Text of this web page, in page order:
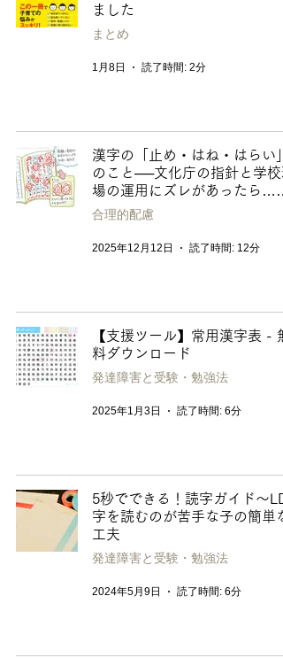
ました
まとめ
1月8日 読了時間: 2分
漢字の「止め・はね・はらい」
のこと──文化庁の指針と学校
場の運用にズレがあったら……
合理的配慮
2025年12月12日 読了時間: 12分
【支援ツール】常用漢字表 - 無
料ダウンロード
発達障害と受験・勉強法
2025年1月3日 読了時間: 6分
5秒でできる！読字ガイド〜
字を読むのが苦手な子の簡単な
工夫
発達障害と受験・勉強法
2024年5月9日 読了時間: 6分